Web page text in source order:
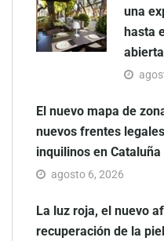
una
hasta
abierta
El nuevo mapa de
nuevos frentes
inquilinos en Cataluña
agosto 6, 2026
La luz roja, el nuevo
recuperación de la